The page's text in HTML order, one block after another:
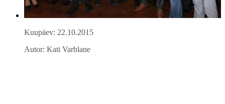
Kuupäev: 22.10.2015
Autor: Kati Varblane